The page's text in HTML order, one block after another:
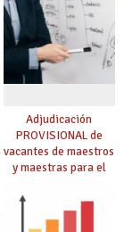
Adjudicación
PROVISIONAL de
vacantes de maestros
y maestras para el